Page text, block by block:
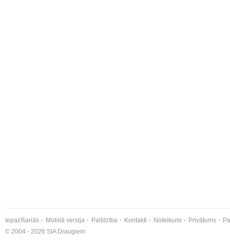
Iepazīšanās Mobilā versija Palīdzība Kontakti Noteikumi Privātums
© 2004 - 2026 SIA Draugiem